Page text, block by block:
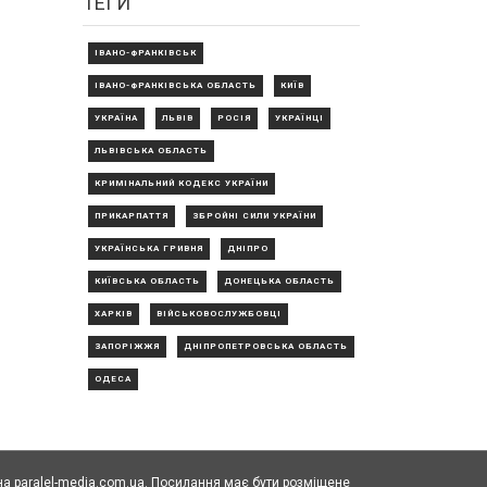
ІВАНО-ФРАНКІВСЬК
ІВАНО-ФРАНКІВСЬКА ОБЛАСТЬ КИЇВ
УКРАЇНА ЛЬВІВ РОСІЯ УКРАЇНЦІ
ЛЬВІВСЬКА ОБЛАСТЬ
КРИМІНАЛЬНИЙ КОДЕКС УКРАЇНИ
ПРИКАРПАТТЯ ЗБРОЙНІ СИЛИ УКРАЇНИ
УКРАЇНСЬКА ГРИВНЯ ДНІПРО
КИЇВСЬКА ОБЛАСТЬ ДОНЕЦЬКА ОБЛАСТЬ
ХАРКІВ ВІЙСЬКОВОСЛУЖБОВЦІ
ЗАПОРІЖЖЯ ДНІПРОПЕТРОВСЬКА ОБЛАСТЬ
ОДЕСА
paralel-media.com.ua. Посилання має бути розміщене